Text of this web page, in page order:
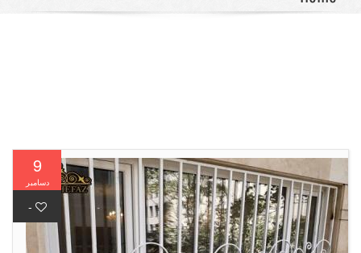
9
دسامبر
-